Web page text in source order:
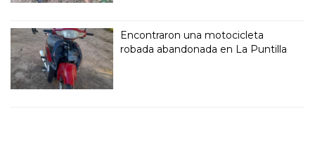
Encontraron una motocicleta
robada abandonada en La Puntilla